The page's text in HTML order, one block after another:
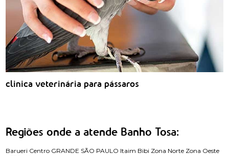
clinica veterinária para pássaros
Regiões onde a atende Banho Tosa:
Barueri Centro GRANDE SÃO PAULO Itaim Bibi Zona Norte Zona Oeste